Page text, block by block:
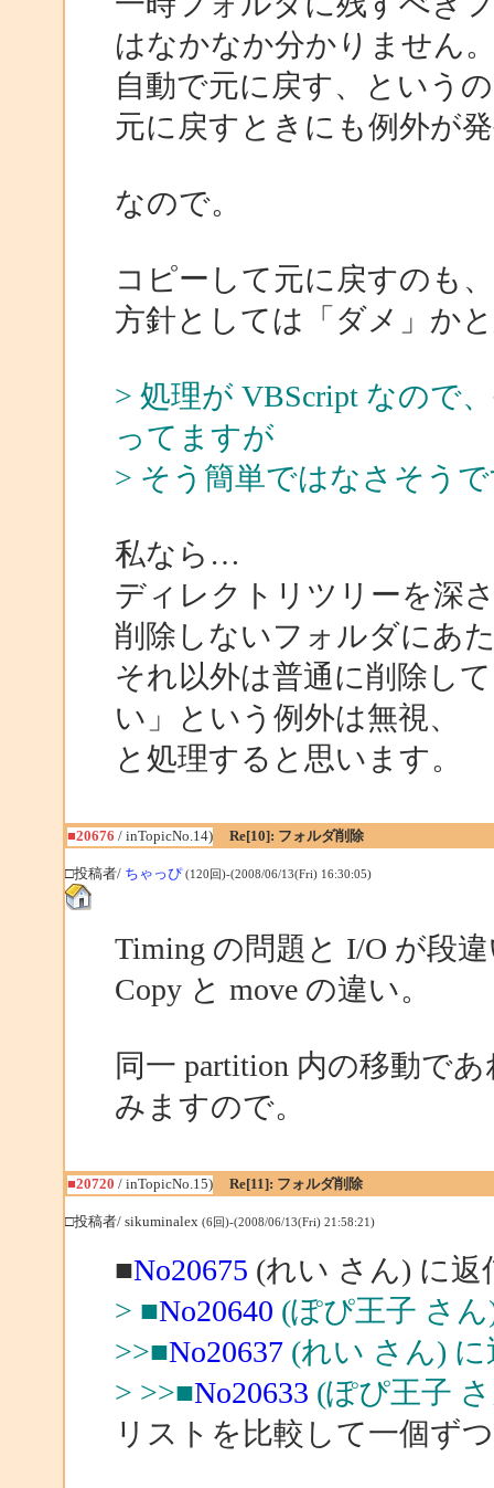
はなかなか分かりません
自動で元に戻す、という
元に戻すときにも例外が
なので。
コピーして元に戻すのも
方針としては「ダメ」か
> 処理が VBScript なので
ってますが
> そう簡単ではなさそう
私なら…
ディレクトリツリーを深
削除しないフォルダにあ
それ以外は普通に削除し
い」という例外は無視、
と処理すると思います。
■20676 / inTopicNo.14) Re[10]: フォルダ削除
□投稿者/ ちゃっぴ (120回)-(2008/06/13(Fri) 16:30:05)
Timing の問題と I/O が段
Copy と move の違い。
同一 partition 内の移動で
みますので。
■20720 / inTopicNo.15) Re[11]: フォルダ削除
□投稿者/ sikuminalex (6回)-(2008/06/13(Fri) 21:58:21)
■No20675 (れい さん) に返
> ■No20640 (ぽぴ王子 さ
>>■No20637(れい さん) に
> >>■No20633 (ぽぴ王子
リストを比較して一個ず